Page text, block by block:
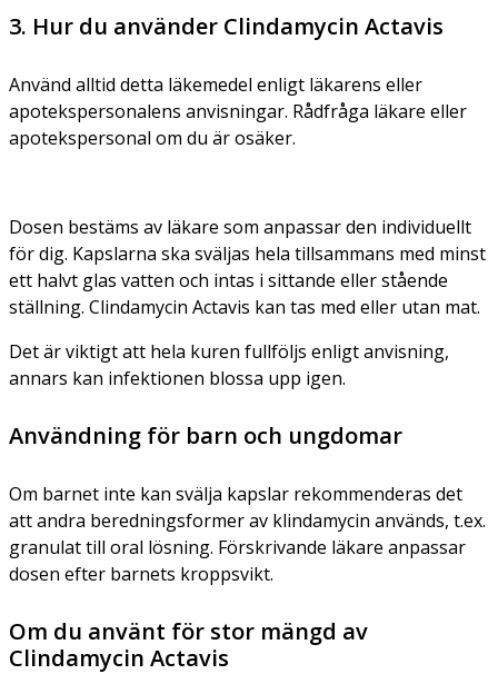
3. Hur du använder Clindamycin Actavis
Använd alltid detta läkemedel enligt läkarens eller
apotekspersonalens anvisningar. Rådfråga läkare eller
apotekspersonal om du är osäker.
Dosen bestäms av läkare som anpassar den individuellt
för dig. Kapslarna ska sväljas hela tillsammans med minst
ett halvt glas vatten och intas i sittande eller stående
ställning. Clindamycin Actavis kan tas med eller utan mat.
Det är viktigt att hela kuren fullföljs enligt anvisning,
annars kan infektionen blossa upp igen.
Användning för barn och ungdomar
Om barnet inte kan svälja kapslar rekommenderas det
att andra beredningsformer av klindamycin används, t.ex.
granulat till oral lösning. Förskrivande läkare anpassar
dosen efter barnets kroppsvikt.
Om du använt för stor mängd av
Clindamycin Actavis